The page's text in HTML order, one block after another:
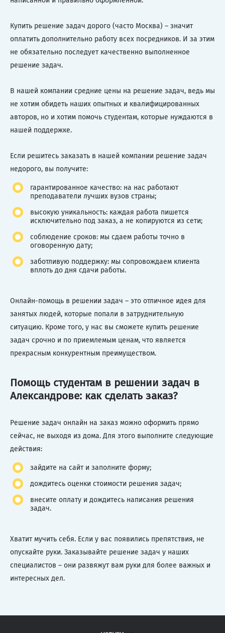
Купить решение задач дорого (часто Москва) – значит
оплатить дополнительно работу всех посредников. И за этим
не обязательно последует качественно выполненное
решение задач.
В нашей компании средние цены на решение задач, ведь мы
не хотим обидеть наших опытных и квалифицированных
авторов, но и хотим помочь студентам, которые нуждаются в
нашей поддержке.
Если решитесь заказать в нашей компании решение задач
недорого, вы получите:
гарантированное качество: на нас работают
преподаватели лучших вузов страны;
высокую уникальность: каждая работа пишется
исключительно под заказ, а не копируются из сети;
соблюдение сроков: мы сдаем работы точно в
оговоренную дату;
заботливую поддержку: мы сопровождаем клиента
вплоть до дня сдачи работы.
Онлайн-помощь в решении задач – это отличное идея для
занятых людей, которые попали в затруднительную
ситуацию. Кроме того, у нас вы сможете купить решение
задач срочно и по приемлемым ценам, что является
прекрасным конкурентным преимуществом.
Помощь студентам в решении задач в
Александрове: как сделать заказ?
Решение задач онлайн на заказ можно оформить прямо
сейчас, не выходя из дома. Для этого выполните следующие
действия:
зайдите на сайт и заполните форму;
дождитесь оценки стоимости решения задач;
внесите оплату и дождитесь написания решения
задач.
Хватит мучить себя. Если у вас появились препятствия, не
опускайте руки. Заказывайте решение задач у наших
специалистов – они развяжут вам руки для более важных и
интересных дел.